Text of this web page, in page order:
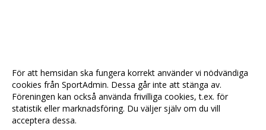
För att hemsidan ska fungera korrekt använder vi nödvändiga
cookies från SportAdmin. Dessa går inte att stänga av.
Föreningen kan också använda frivilliga cookies, t.ex. för
statistik eller marknadsföring. Du väljer själv om du vill
acceptera dessa.